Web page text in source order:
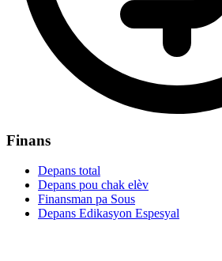
Finans
Depans total
Depans pou chak elèv
Finansman pa Sous
Depans Edikasyon Espesyal